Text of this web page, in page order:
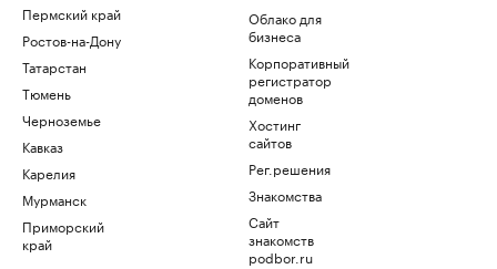
Пермский край
Ростов-на-Дону
Татарстан
Тюмень
Черноземье
Кавказ
Карелия
Мурманск
Приморский
край
Облако для
бизнеса
Корпоративный
регистратор
доменов
Хостинг
сайтов
Рег.решения
Знакомства
Сайт
знакомств
podbor.ru